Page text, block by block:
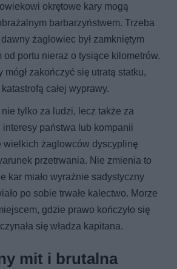
okrętowe kary mogą
barbarzyństwem. Trzeba
żaglowiec był zamkniętym
portu nieraz o tysiące kilometrów.
zakończyć się utratą statku,
całej wyprawy.
tylko za ludzi, lecz także za
interesy państwa lub kompanii
wielkich żaglowców dyscyplinę
przetrwania. Nie zmienia to
kar miało wyraźnie sadystyczny
po sobie trwałe kalectwo. Morze
gdzie prawo kończyło się
się władza kapitana.
mit i brutalna